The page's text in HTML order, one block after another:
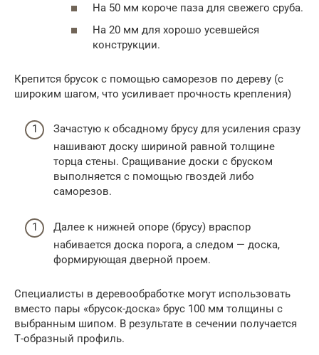
На 50 мм короче паза для свежего сруба.
На 20 мм для хорошо усевшейся
конструкции.
Крепится брусок с помощью саморезов по дереву (с
широким шагом, что усиливает прочность крепления)
Зачастую к обсадному брусу для усиления сразу
нашивают доску шириной равной толщине
торца стены. Сращивание доски с бруском
выполняется с помощью гвоздей либо
саморезов.
Далее к нижней опоре (брусу) враспор
набивается доска порога, а следом — доска,
формирующая дверной проем.
Специалисты в деревообработке могут использовать
вместо пары «брусок-доска» брус 100 мм толщины с
выбранным шипом. В результате в сечении получается
Т-образный профиль.